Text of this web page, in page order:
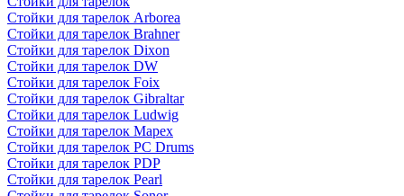
Стойки для тарелок Arborea
Стойки для тарелок Brahner
Стойки для тарелок Dixon
Стойки для тарелок DW
Стойки для тарелок Foix
Стойки для тарелок Gibraltar
Стойки для тарелок Ludwig
Стойки для тарелок Mapex
Стойки для тарелок PC Drums
Стойки для тарелок PDP
Стойки для тарелок Pearl